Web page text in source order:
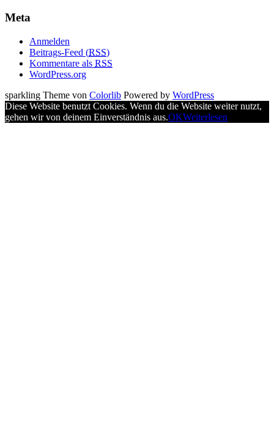
Meta
Anmelden
Beitrags-Feed (RSS)
Kommentare als RSS
WordPress.org
sparkling Theme von Colorlib Powered by WordPress
Diese Website benutzt Cookies. Wenn du die Website weiter nutzt,
gehen wir von deinem Einverständnis aus.OKWeiterlesen